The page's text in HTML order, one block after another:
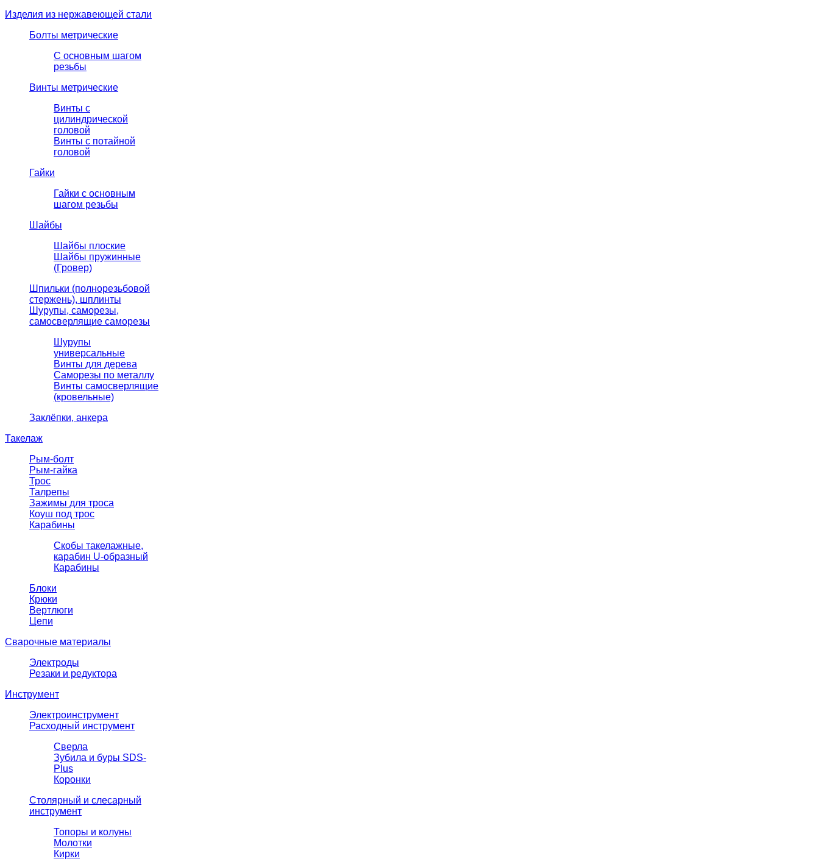
Изделия из нержавеющей стали
Болты метрические
С основным шагом
резьбы
Винты метрические
Винты с
цилиндрической
головой
Винты с потайной
головой
Гайки
Гайки с основным
шагом резьбы
Шайбы
Шайбы плоские
Шайбы пружинные
(Гровер)
Шпильки (полнорезьбовой
стержень), шплинты
Шурупы, саморезы,
самосверлящие саморезы
Шурупы
универсальные
Винты для дерева
Саморезы по металлу
Винты самосверлящие
(кровельные)
Заклёпки, анкера
Такелаж
Рым-болт
Рым-гайка
Трос
Талрепы
Зажимы для троса
Коуш под трос
Карабины
Скобы такелажные,
карабин U-образный
Карабины
Блоки
Крюки
Вертлюги
Цепи
Сварочные материалы
Электроды
Резаки и редуктора
Инструмент
Электроинструмент
Расходный инструмент
Сверла
Зубила и буры SDS-
Plus
Коронки
Столярный и слесарный
инструмент
Топоры и колуны
Молотки
Кирки